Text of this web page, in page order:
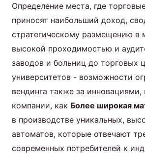
Определение места, где
приносят наибольший доход,
стратегическому размещению в
высокой проходимостью и
заводов и больниц до торговых
университетов - возможности
вендинга также за инновациями,
компании, как Более широкая
в производстве уникальных,
автоматов, которые отвечают
современных потребителей к